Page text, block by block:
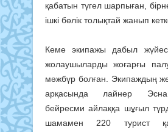
қабатын түгел шарпыған,
ішкі бөлік толықтай жанып
Кеме экипажы дабыл
жолаушыларды жоғарғы
мәжбүр болған. Экипаждың
арқасында лайнер
бейресми айлаққа шұғыл
шамамен 220 турист